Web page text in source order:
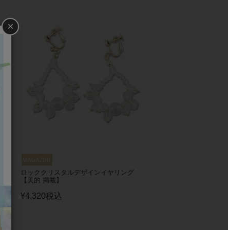
ロッククリスタルデザインイヤリング
【美的 掲載】
¥4,320税込
×